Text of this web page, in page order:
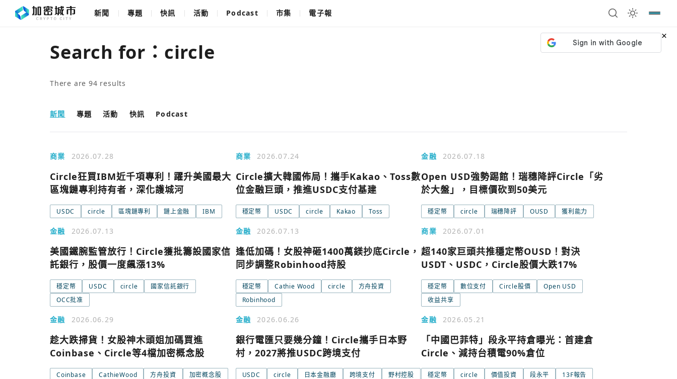
新聞 專題 快訊 活動 Podcast 市集 電子報
Search for： circle
There are 94 results
新聞 專題 活動 快訊 Podcast
商業 2026.07.28
Circle狂買IBM近千項專利！躍升美國最大
區塊鏈專利持有者，深化護城河
USDC circle 區塊鏈專利 鏈上金融 IBM
商業 2026.07.24
Circle擴大韓國佈局！攜手Kakao、Toss數
位金融巨頭，推進USDC支付基建
穩定幣 USDC circle Kakao Toss
金融 2026.07.18
Open USD強勢踢館！瑞穗降評Circle「劣
於大盤」，目標價砍到50美元
穩定幣 circle 瑞穗降評 OUSD 獲利能力
金融 2026.07.13
美國鐵腕監管放行！Circle獲批籌設國家信
託銀行，股價一度飆漲13%
穩定幣 USDC circle
國家信託銀行
OCC批准
金融 2026.07.13
逢低加碼！女股神砸1400萬鎂抄底Circle，
同步調整Robinhood持股
穩定幣 Cathie Wood circle
方舟投資
Robinhood
商業 2026.07.01
超140家巨頭共推穩定幣OUSD！對決
USDT、USDC，Circle股價大跌17%
穩定幣 數位支付 Circle股價
Open USD
收益共享
金融 2026.06.29
趁大跌掃貨！女股神木頭姐加碼買進
Coinbase、Circle等4檔加密概念股
Coinbase CathieWood 方舟投資
加密概念股
金融 2026.06.26
銀行電匯只要幾分鐘！Circle攜手日本野
村，2027將推USDC跨境支付
USDC circle 日本金融廳 跨境支付 野村控股
金融 2026.05.21
「中國巴菲特」段永平持倉曝光：首建倉
Circle、減持台積電90%倉位
穩定幣 circle 價值投資 段永平 13F報告
使用以下帳號繼續
Google
Apple
您已閒置5分鐘，請點擊關閉按鈕或空白處，即可回到加密城市
今日熱門
×